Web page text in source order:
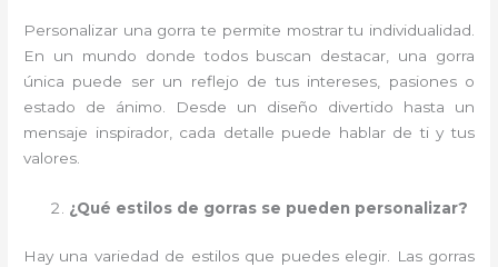
Personalizar una gorra te permite mostrar tu individualidad.
En un mundo donde todos buscan destacar, una gorra
única puede ser un reflejo de tus intereses, pasiones o
estado de ánimo. Desde un diseño divertido hasta un
mensaje inspirador, cada detalle puede hablar de ti y tus
valores.
¿Qué estilos de gorras se pueden personalizar?
Hay una variedad de estilos que puedes elegir. Las gorras